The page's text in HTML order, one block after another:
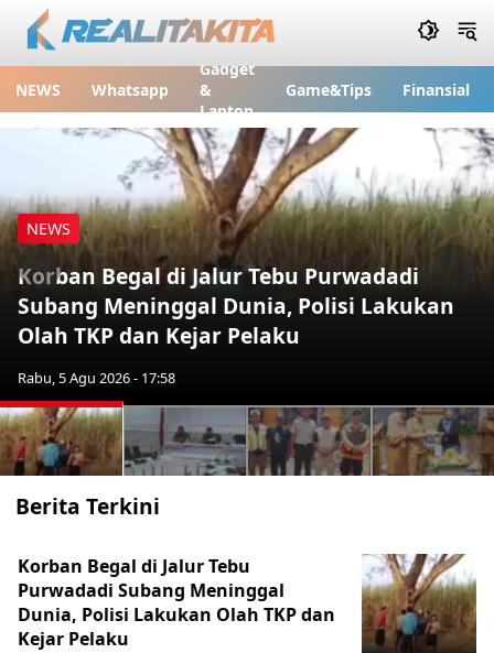
NEWS Whatsapp
Gadget
&
Laptop
Game&Tips Finansial
NEWS
Korban Begal di Jalur Tebu Purwadadi
Subang Meninggal Dunia, Polisi Lakukan
Olah TKP dan Kejar Pelaku
Rabu, 5 Agu 2026 - 17:58
Previous
Berita Terkini
Korban Begal di Jalur Tebu
Purwadadi Subang Meninggal
Dunia, Polisi Lakukan Olah TKP dan
Kejar Pelaku